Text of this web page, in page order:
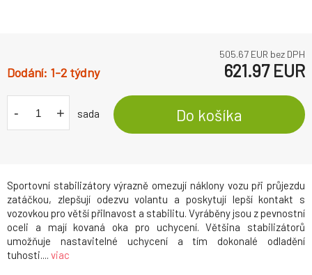
Sportovní stabilizátory výrazně omezují náklony vozu při průjezdu
zatáčkou, zlepšují odezvu volantu a poskytují lepší kontakt s
vozovkou pro větší přilnavost a stabilitu. Vyráběny jsou z pevnostní
oceli a mají kovaná oka pro uchycení. Většina stabilizátorů
umožňuje nastavitelné uchycení a tím dokonalé odladění
tuhosti.... viac
505.67 EUR bez DPH
1-2 týdny 621.97EUR
- + sada Do košíka